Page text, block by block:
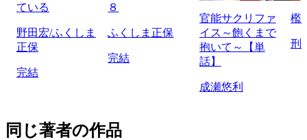
ている
野田宏/ふくしま
正保
完結
８
ふくしま正保
完結
官能サクリファ
イス～飽くまで
抱いて～【単
話】
成瀬悠利
檻
刑
同じ著者の作品